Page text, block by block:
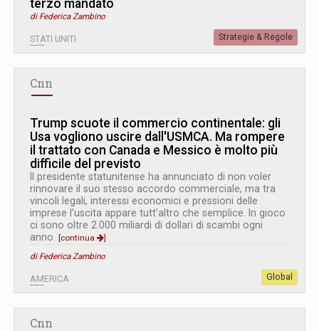
terzo mandato
di Federica Zambino
STATI UNITI Strategie & Regole
Cnn
Trump scuote il commercio continentale: gli
Usa vogliono uscire dall'USMCA. Ma rompere
il trattato con Canada e Messico è molto più
difficile del previsto
Il presidente statunitense ha annunciato di non voler
rinnovare il suo stesso accordo commerciale, ma tra
vincoli legali, interessi economici e pressioni delle
imprese l'uscita appare tutt'altro che semplice. In gioco
ci sono oltre 2.000 miliardi di dollari di scambi ogni
anno. [continua
]
di Federica Zambino
AMERICA Global
Cnn